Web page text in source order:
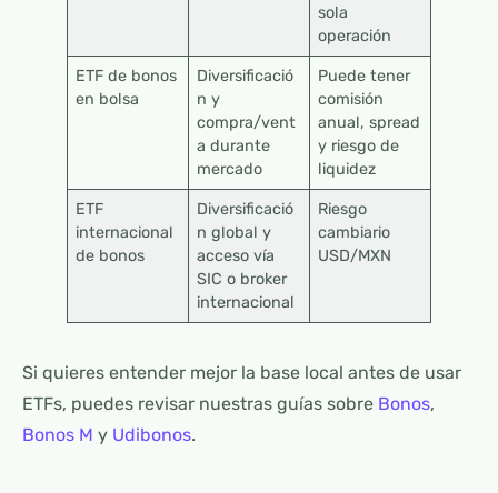
sola
operación
ETF de bonos
en bolsa
Diversificació
n y
compra/vent
a durante
mercado
Puede tener
comisión
anual, spread
y riesgo de
liquidez
ETF
internacional
de bonos
Diversificació
n global y
acceso vía
SIC o broker
internacional
Riesgo
cambiario
USD/MXN
Si quieres entender mejor la base local antes de usar
ETFs, puedes revisar nuestras guías sobre Bonos,
Bonos M y Udibonos.